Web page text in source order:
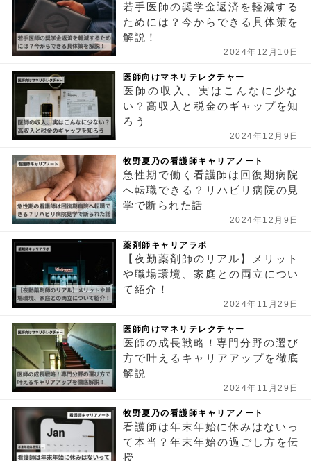
若手医師の奨学金返済を軽減する
ためには？今からできる具体策を
解説！
2024年12月10日
医師向けマネリテレクチャー
医師の収入、実はこんなに少な
い？高収入と税金のギャップを知
ろう
2024年12月9日
牧野夏乃の看護師キャリアノート
急性期で働く看護師は回復期病院
へ転職できる？リハビリ病院の見
学で断られた話
2024年12月9日
薬剤師キャリアラボ
【夜勤薬剤師のリアル】メリット
や職場環境、家庭との両立につい
て紹介！
2024年11月29日
医師向けマネリテレクチャー
医師の成長戦略！専門分野の選び
方で叶えるキャリアアップを徹底
解説
2024年11月29日
牧野夏乃の看護師キャリアノート
看護師は年末年始に休みはないっ
て本当？年末年始の過ごし方を伝
授